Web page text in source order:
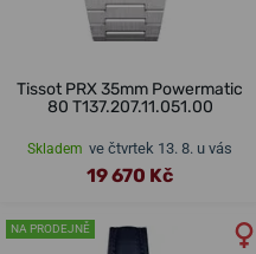
Tissot PRX 35mm Powermatic
80 T137.207.11.051.00
Skladem ve čtvrtek 13. 8. u vás
19 670 Kč
NA PRODEJNĚ